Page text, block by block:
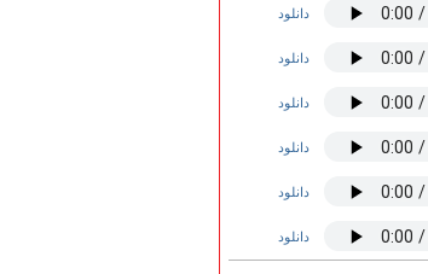
دانلود
دانلود
دانلود
دانلود
دانلود
دانلود